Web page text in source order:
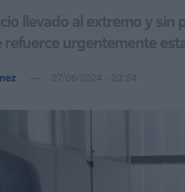
llevado al extremo y
refuerce urgentemente
27/06/2024 - 23:24